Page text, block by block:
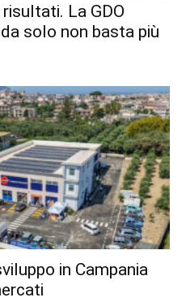
La GDO
solo non basta più
in Campania